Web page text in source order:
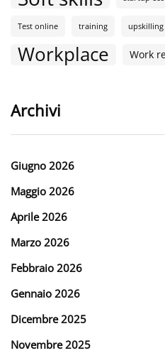
Test online training upskilling
Workplace Work
Archivi
Giugno 2026
Maggio 2026
Aprile 2026
Marzo 2026
Febbraio 2026
Gennaio 2026
Dicembre 2025
Novembre 2025